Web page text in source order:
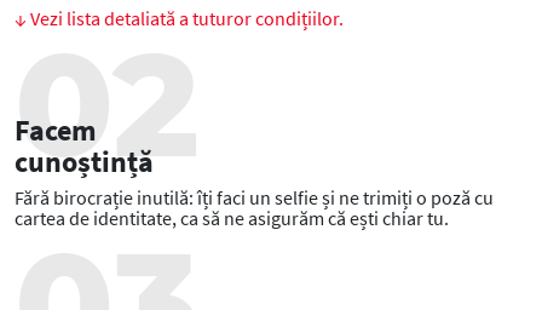
↓ Vezi lista detaliată a tuturor condițiilor.
Facem
cunoștință
Fără birocrație inutilă: îți faci un selfie și ne trimiți o poză cu
cartea de identitate, ca să ne asigurăm că ești chiar tu.